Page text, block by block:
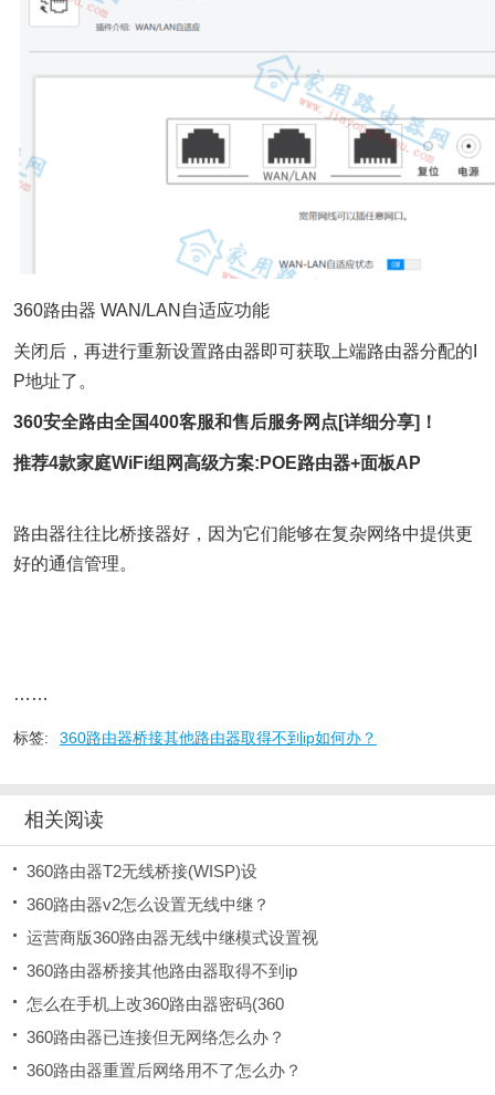
360路由器 WAN/LAN自适应功能
关闭后，再进行重新设置路由器即可获取上端路由器分配的I
P地址了。
360安全路由全国400客服和售后服务网点[详细分享]！
推荐4款家庭WiFi组网高级方案:POE路由器+面板AP
路由器往往比桥接器好，因为它们能够在复杂网络中提供更
好的通信管理。
……
标签: 360路由器桥接其他路由器取得不到ip如何办？
相关阅读
360路由器T2无线桥接(WISP)设
360路由器v2怎么设置无线中继？
运营商版360路由器无线中继模式设置视
360路由器桥接其他路由器取得不到ip
怎么在手机上改360路由器密码(360
360路由器已连接但无网络怎么办？
360路由器重置后网络用不了怎么办？